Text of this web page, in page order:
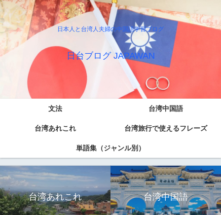
日本人と台湾人夫婦の中国語学習ブログ
日台ブログ JAPAWAN
文法 台湾中国語
台湾あれこれ 台湾旅行で使えるフレーズ
単語集（ジャンル別）
台湾あれこれ 台湾中国語